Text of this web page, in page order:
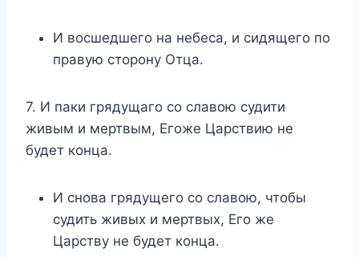
И восшедшего на небеса, и сидящего по
правую сторону Отца.
7. И паки грядущаго со славою судити
живым и мертвым, Егоже Царствию не
будет конца.
И снова грядущего со славою, чтобы
судить живых и мертвых, Его же
Царству не будет конца.